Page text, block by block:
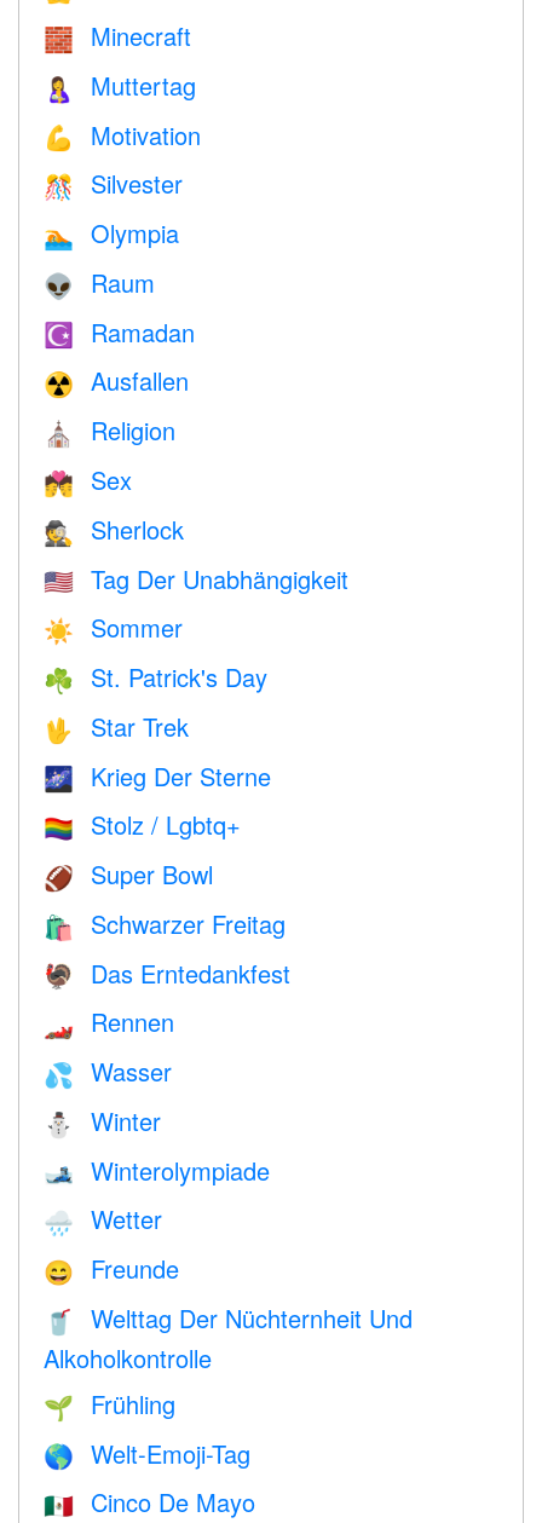
🧱 Minecraft
🤱 Muttertag
💪 Motivation
🎊 Silvester
🏊 Olympia
👽 Raum
☪️ Ramadan
☢️ Ausfallen
⛪️ Religion
💏 Sex
🕵️ Sherlock
🇺🇸 Tag Der Unabhängigkeit
☀️ Sommer
☘️ St. Patrick's Day
🖖 Star Trek
🌌 Krieg Der Sterne
🏳️‍🌈 Stolz / Lgbtq+
🏈 Super Bowl
🛍 Schwarzer Freitag
🦃 Das Erntedankfest
🏎 Rennen
💦 Wasser
⛄ Winter
🎿 Winterolympiade
🌧 Wetter
😄 Freunde
🥤
Welttag Der Nüchternheit Und
Alkoholkontrolle
🌱 Frühling
🌎 Welt-Emoji-Tag
🇲🇽 Cinco De Mayo